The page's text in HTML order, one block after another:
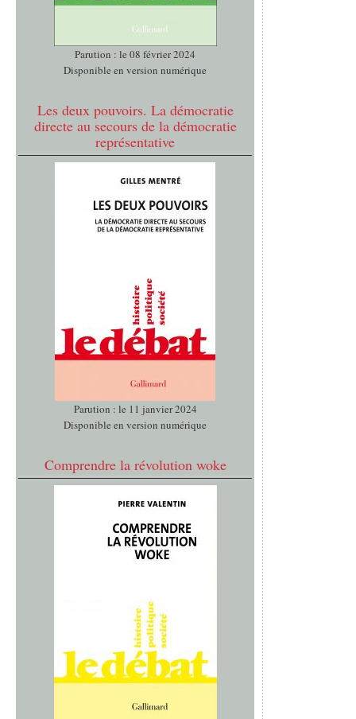
Parution : le 08 février 2024
Disponible en version numérique
Les deux pouvoirs. La démocratie
directe au secours de la démocratie
représentative
Parution : le 11 janvier 2024
Disponible en version numérique
Comprendre la révolution woke